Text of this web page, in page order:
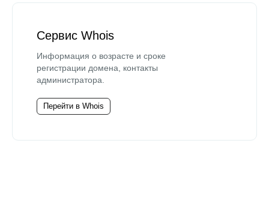
Сервис Whois
Информация о возрасте и сроке
регистрации домена, контакты
администратора.
Перейти в Whois